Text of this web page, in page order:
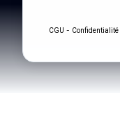
CGU - Confidentialité